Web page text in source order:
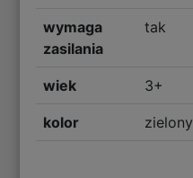
wymaga
zasilania
tak
wiek 3+
kolor zielony